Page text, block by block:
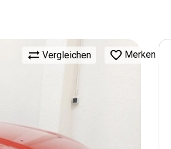
Vergleichen Merken